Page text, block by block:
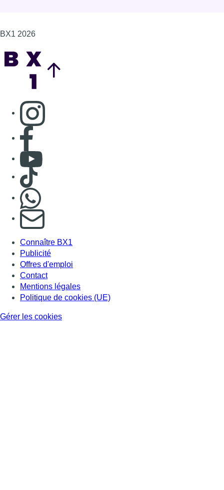
BX1 2026
Consulter page Instagram
Consulter page Facebook
Consulter Youtube
Consulter TikTok
S'abonner à notre newsletter
Connaître BX1
Publicité
Offres d'emploi
Contact
Mentions légales
Politique de cookies (UE)
Gérer les cookies